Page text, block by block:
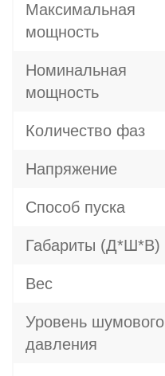
Максимальная
мощность
Номинальная
мощность
Количество фаз
Напряжение
Способ пуска
Габариты (Д*Ш*В)
Вес
Уровень шумового
давления